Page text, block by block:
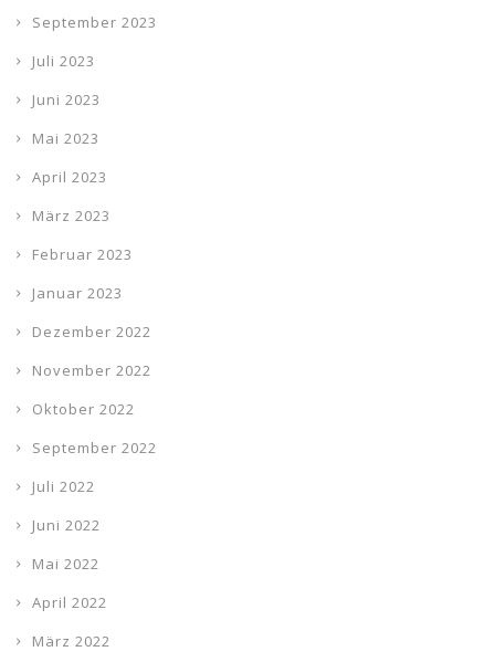
September 2023
Juli 2023
Juni 2023
Mai 2023
April 2023
März 2023
Februar 2023
Januar 2023
Dezember 2022
November 2022
Oktober 2022
September 2022
Juli 2022
Juni 2022
Mai 2022
April 2022
März 2022